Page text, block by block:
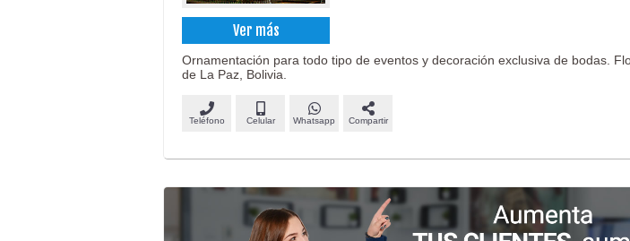
Ver más
Ornamentación para todo tipo de eventos y decoración exclusiva de bodas.
de La Paz, Bolivia.
Teléfono Celular Whatsapp Compartir